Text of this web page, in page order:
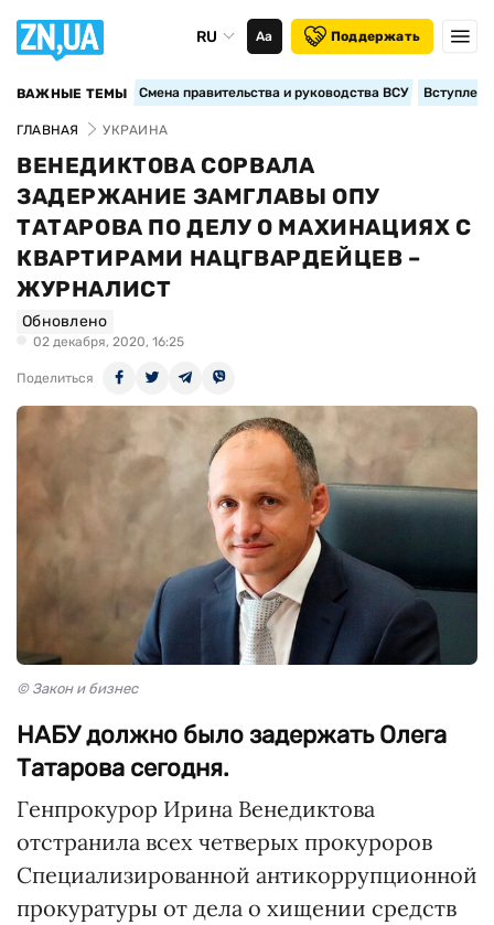
RU Аа Поддержать
ВАЖНЫЕ ТЕМЫ Смена правительства и руководства ВСУ
ГЛАВНАЯ УКРАИНА
ВЕНЕДИКТОВА СОРВАЛА
ЗАДЕРЖАНИЕ ЗАМГЛАВЫ ОПУ
ТАТАРОВА ПО ДЕЛУ О МАХИНАЦИЯХ С
КВАРТИРАМИ НАЦГВАРДЕЙЦЕВ –
ЖУРНАЛИСТ
Обновлено
02 декабря, 2020, 16:25
Поделиться
© Закон и бизнес
НАБУ должно было задержать Олега
Татарова сегодня.
Генпрокурор Ирина Венедиктова
отстранила всех четверых прокуроров
Специализированной антикоррупционной
прокуратуры от дела о хищении средств